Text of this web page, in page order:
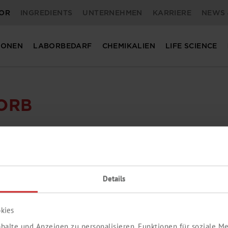
Details
INGREDIENTS UNTERNEHMEN KARRIERE NEWS
LABORBEDARF CHEMIKALIEN LIFE SCIENCE